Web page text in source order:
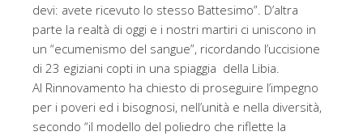
devi: avete ricevuto lo stesso Battesimo”. D’altra
parte la realtà di oggi e i nostri martiri ci uniscono in
un “ecumenismo del sangue”, ricordando l’uccisione
di 23 egiziani copti in una spiaggia della Libia.
Al Rinnovamento ha chiesto di proseguire l’impegno
per i poveri ed i bisognosi, nell’unità e nella diversità,
secondo “il modello del poliedro che riflette la